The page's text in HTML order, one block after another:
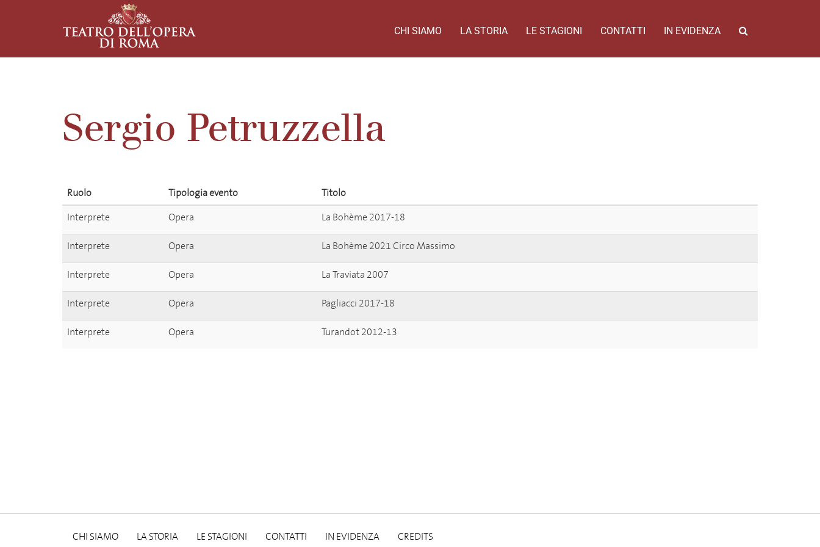
CHI SIAMO LA STORIA LE STAGIONI CONTATTI IN EVIDENZA
Sergio Petruzzella
Ruolo Tipologia evento
Titolo
Interprete
Opera La Bohème 2017-18
Interprete Opera La Bohème 2021 Circo Massimo
Interprete Opera La Traviata 2007
Interprete Opera Pagliacci 2017-18
Interprete Opera Turandot 2012-13
CHI SIAMO LA STORIA LE STAGIONI CONTATTI IN EVIDENZA CREDITS